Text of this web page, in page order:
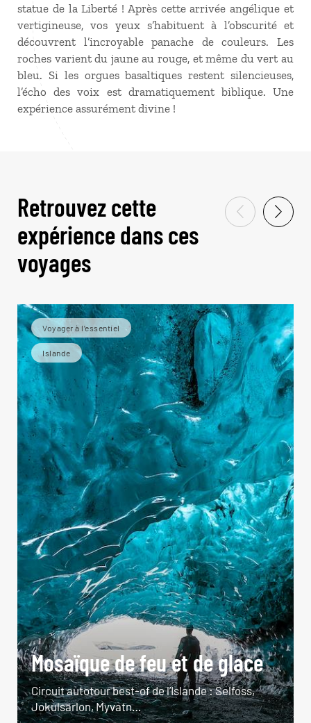
statue de la Liberté ! Après cette arrivée angélique et
vertigineuse, vos yeux s’habituent à l’obscurité et
découvrent l’incroyable panache de couleurs. Les
roches varient du jaune au rouge, et même du vert au
bleu. Si les orgues basaltiques restent silencieuses,
l’écho des voix est dramatiquement biblique. Une
expérience assurément divine !
Retrouvez cette
expérience dans ces
voyages
Voyager à l’essentiel
Islande
Mosaïque de feu et de glace
Circuit autotour best-of de l’Islande : Selfoss,
Jokulsarlon, Myvatn…